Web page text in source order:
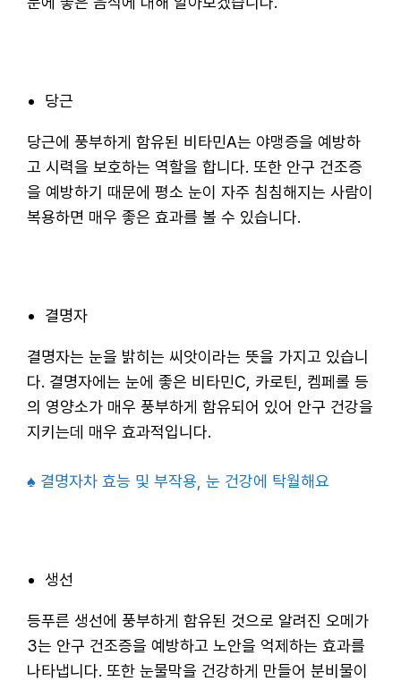
당근
당근에 풍부하게 함유된 비타민A는 야맹증을 예방하
고 시력을 보호하는 역할을 합니다. 또한 안구 건조증
을 예방하기 때문에 평소 눈이 자주 침침해지는 사람이
복용하면 매우 좋은 효과를 볼 수 있습니다.
결명자
결명자는 눈을 밝히는 씨앗이라는 뜻을 가지고 있습니
다. 결명자에는 눈에 좋은 비타민C, 카로틴, 켐페롤 등
의 영양소가 매우 풍부하게 함유되어 있어 안구 건강을
지키는데 매우 효과적입니다.
♠ 결명자차 효능 및 부작용, 눈 건강에 탁월해요
생선
등푸른 생선에 풍부하게 함유된 것으로 알려진 오메가
3는 안구 건조증을 예방하고 노안을 억제하는 효과를
나타냅니다. 또한 눈물막을 건강하게 만들어 분비물이